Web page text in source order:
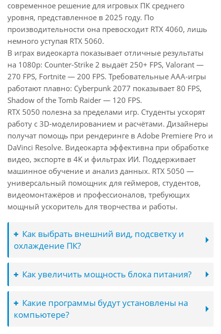
современное решение для игровых ПК среднего
уровня, представленное в 2025 году. По
производительности она превосходит RTX 4060, лишь
немного уступая RTX 5060.
В играх видеокарта показывает отличные результаты
на 1080p: Counter-Strike 2 выдаёт 250+ FPS, Valorant —
270 FPS, Fortnite — 200 FPS. Требовательные AAA-игры
работают плавно: Cyberpunk 2077 показывает 80 FPS,
Shadow of the Tomb Raider — 120 FPS.
RTX 5050 полезна за пределами игр. Студенты ускорят
работу с 3D-моделированием и расчётами. Дизайнеры
получат помощь при рендеринге в Adobe Premiere Pro и
DaVinci Resolve. Видеокарта эффективна при обработке
видео, экспорте в 4K и фильтрах ИИ. Поддерживает
машинное обучение и анализ данных. RTX 5050 —
универсальный помощник для геймеров, студентов,
видеомонтажёров и профессионалов, требующих
мощный ускоритель для творчества и работы.
Как выбрать внешний вид, подсветку и
охлаждение ПК?
Как увеличить мощность блока питания?
Какие программы будут установлены на
компьютере?